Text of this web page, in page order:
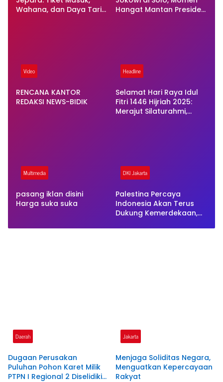
Wahana, dan Daya Tarik
Hangat Mantan Presiden
Video
RENCANA KANTOR
REDAKSI NEWS-BIDIK
Headline
Selamat Hari Raya Idul
Fitri 1446 Hijriah 2025:
Merajut Silaturahmi,
Multimedia
pasang iklan disini
Harga suka suka
DKI Jakarta
Palestina Percaya
Indonesia Akan Terus
Dukung Kemerdekaan,
Presiden Prabowo
Daerah
Dugaan Perusakan
Puluhan Pohon Karet Milik
PTPN I Regional 2 Diselidiki
Jakarta
Menjaga Soliditas Negara,
Menguatkan Kepercayaan
Rakyat